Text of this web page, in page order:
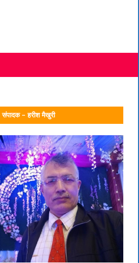
संपादक – हरीश मैखुरी